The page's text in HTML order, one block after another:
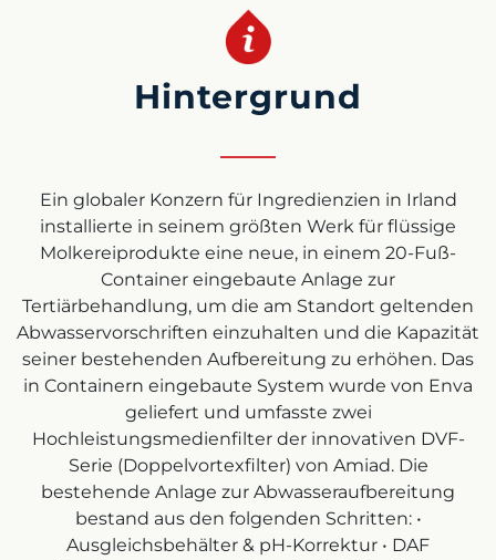
Hintergrund
Ein globaler Konzern für Ingredienzien in Irland
installierte in seinem größten Werk für flüssige
Molkereiprodukte eine neue, in einem 20-Fuß-
Container eingebaute Anlage zur
Tertiärbehandlung, um die am Standort geltenden
Abwasservorschriften einzuhalten und die Kapazität
seiner bestehenden Aufbereitung zu erhöhen. Das
in Containern eingebaute System wurde von Enva
geliefert und umfasste zwei
Hochleistungsmedienfilter der innovativen DVF-
Serie (Doppelvortexfilter) von Amiad. Die
bestehende Anlage zur Abwasseraufbereitung
bestand aus den folgenden Schritten: •
Ausgleichsbehälter & pH-Korrektur • DAF